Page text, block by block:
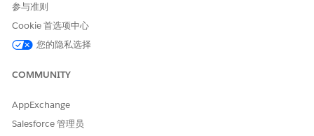
请与我们共享您的想法，以便我们进行改进！
参与准则
Cookie 首选项中心
您的隐私选择
COMMUNITY
AppExchange
Salesforce 管理员